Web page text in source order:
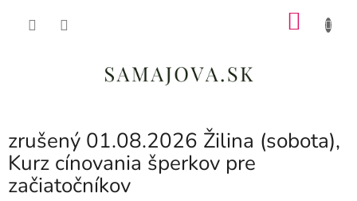
zrušený 01.08.2026 Žilina (sobota),
Kurz cínovania šperkov pre
začiatočníkov